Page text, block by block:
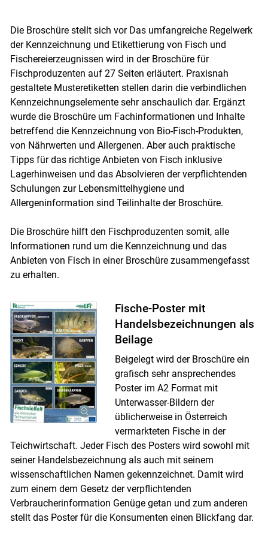
Die Broschüre stellt sich vor Das umfangreiche Regelwerk
der Kennzeichnung und Etikettierung von Fisch und
Fischereierzeugnissen wird in der Broschüre für
Fischproduzenten auf 27 Seiten erläutert. Praxisnah
gestaltete Musteretiketten stellen darin die verbindlichen
Kennzeichnungselemente sehr anschaulich dar. Ergänzt
wurde die Broschüre um Fachinformationen und Inhalte
betreffend die Kennzeichnung von Bio-Fisch-Produkten,
von Nährwerten und Allergenen. Aber auch praktische
Tipps für das richtige Anbieten von Fisch inklusive
Lagerhinweisen und das Absolvieren der verpflichtenden
Schulungen zur Lebensmittelhygiene und
Allergeninformation sind Teilinhalte der Broschüre.
Die Broschüre hilft den Fischproduzenten somit, alle
Informationen rund um die Kennzeichnung und das
Anbieten von Fisch in einer Broschüre zusammengefasst
zu erhalten.
Fische-Poster mit
Handelsbezeichnungen als
Beilage
Beigelegt wird der Broschüre ein
grafisch sehr ansprechendes
Poster im A2 Format mit
Unterwasser-Bildern der
üblicherweise in Österreich
vermarkteten Fische in der
Teichwirtschaft. Jeder Fisch des Posters wird sowohl mit
seiner Handelsbezeichnung als auch mit seinem
wissenschaftlichen Namen gekennzeichnet. Damit wird
zum einem dem Gesetz der verpflichtenden
Verbraucherinformation Genüge getan und zum anderen
stellt das Poster für die Konsumenten einen Blickfang dar.